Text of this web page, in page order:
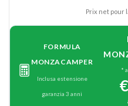
Prix net pour
FORMULA
MONZACAMPER
Inclusa estensione
garanzia 3 anni
*